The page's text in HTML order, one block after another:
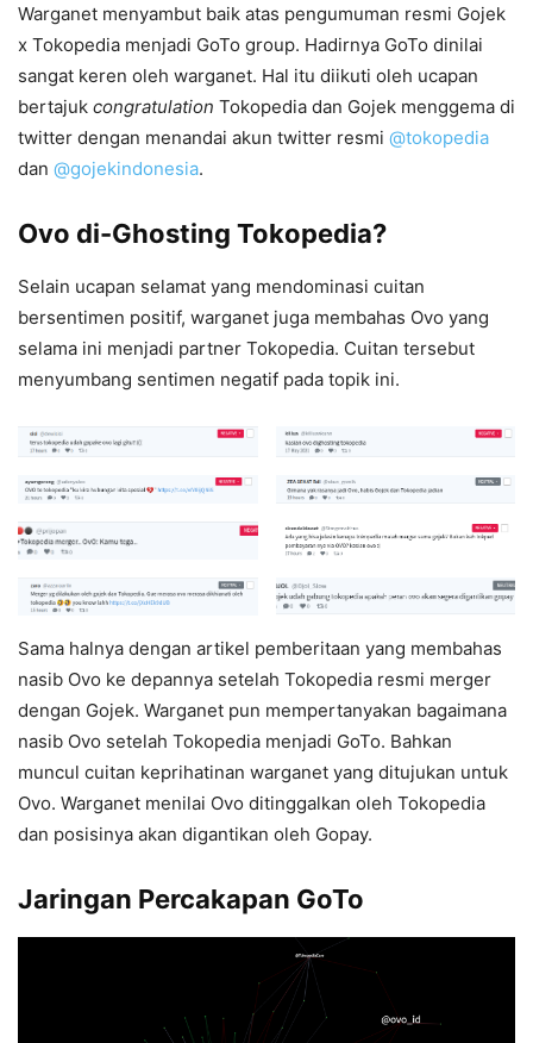
Warganet menyambut baik atas pengumuman resmi Gojek
x Tokopedia menjadi GoTo group. Hadirnya GoTo dinilai
sangat keren oleh warganet. Hal itu diikuti oleh ucapan
bertajuk congratulation Tokopedia dan Gojek menggema di
twitter dengan menandai akun twitter resmi @tokopedia
dan @gojekindonesia.
Ovo di-Ghosting Tokopedia?
Selain ucapan selamat yang mendominasi cuitan
bersentimen positif, warganet juga membahas Ovo yang
selama ini menjadi partner Tokopedia. Cuitan tersebut
menyumbang sentimen negatif pada topik ini.
Sama halnya dengan artikel pemberitaan yang membahas
nasib Ovo ke depannya setelah Tokopedia resmi merger
dengan Gojek. Warganet pun mempertanyakan bagaimana
nasib Ovo setelah Tokopedia menjadi GoTo. Bahkan
muncul cuitan keprihatinan warganet yang ditujukan untuk
Ovo. Warganet menilai Ovo ditinggalkan oleh Tokopedia
dan posisinya akan digantikan oleh Gopay.
Jaringan Percakapan GoTo